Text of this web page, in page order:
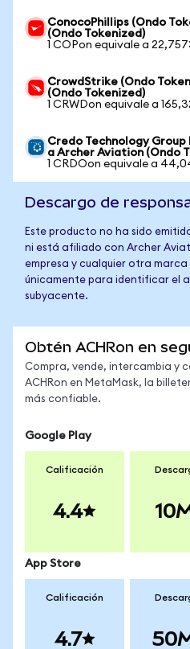
ConocoPhillips (Ondo
(Ondo Tokenized)
1 COPon equivale a
CrowdStrike (Ondo
(Ondo Tokenized)
1 CRWDon equivale a
Credo Technology
a Archer Aviation (Ondo
1 CRDOon equivale a
Descargo de
Este producto no ha sido
ni está afiliado con Archer
empresa y cualquier otra
únicamente para identificar el
subyacente.
Obtén ACHRon en
Compra, vende, intercambia y
ACHRon en MetaMask, la
más confiable.
Google Play
Calificación
4.4
App Store
Calificación
4.7